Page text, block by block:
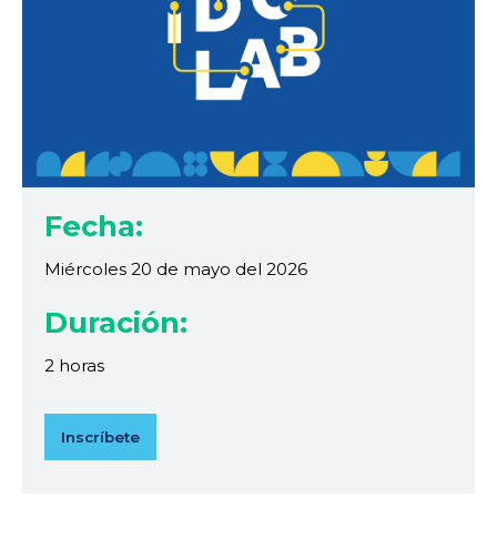
Fecha:
Miércoles 20 de mayo del 2026
Duración:
2 horas
Inscríbete